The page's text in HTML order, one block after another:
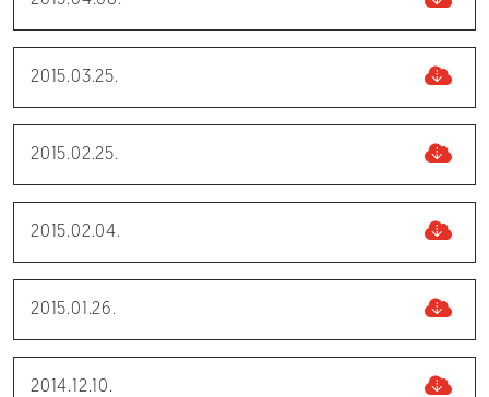
2015.03.25.
2015.02.25.
2015.02.04.
2015.01.26.
2014.12.10.